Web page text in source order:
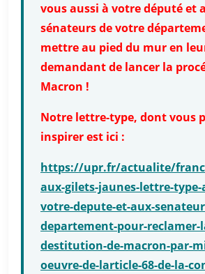
vous aussi à votre député et
sénateurs de votre
mettre au pied du mur en
demandant de lancer la
Macron !
Notre lettre-type, dont vous
inspirer est ici :
https://upr.fr/actualite/
aux-gilets-jaunes-lettre-type-
votre-depute-et-aux-
departement-pour-reclamer-
destitution-de-macron-par-
oeuvre-de-larticle-68-de-la-